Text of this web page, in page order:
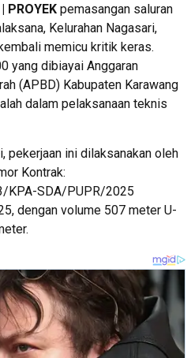
| PROYEK pemasangan saluran
Kelurahan Nagasari,
memicu kritik keras.
yang dibiayai Anggaran
(APBD) Kabupaten Karawang
dalam pelaksanaan teknis
pekerjaan ini dilaksanakan oleh
Kontrak:
KPA-SDA/PUPR/2025
dengan volume 507 meter U-